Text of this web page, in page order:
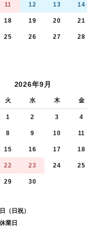
11 12 13 14
18 19 20 21
25 26 27 28
2026年9月
火 水 木 金
1 2 3 4
8 9 10 11
15 16 17 18
22 23 24 25
29 30
日祝）
業日